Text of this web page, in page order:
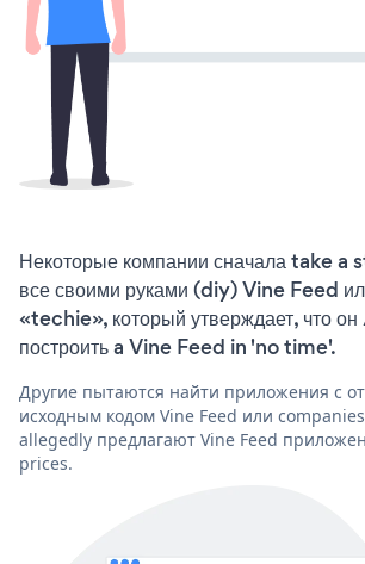
Некоторые компании сначала take a
все своими руками (diy) Vine Feed
«techie», который утверждает, что
построить a Vine Feed in 'no time'.
Другие пытаются найти приложения с
исходным кодом Vine Feed или
allegedly предлагают Vine Feed
prices.